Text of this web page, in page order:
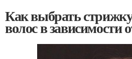
Как выбрать
волос в